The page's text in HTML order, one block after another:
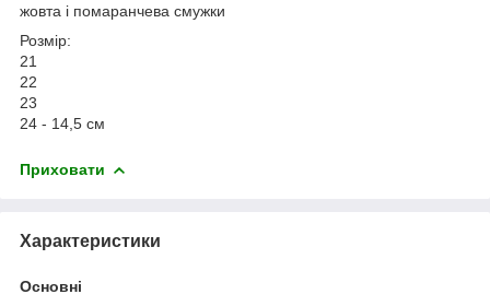
жовта і помаранчева смужки
Розмір:
21
22
23
24 - 14,5 см
Приховати
Характеристики
Основні